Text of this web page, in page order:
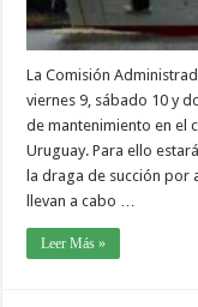
La Comisión
viernes 9, sábado 10 y
de mantenimiento en el
Uruguay. Para ello
la draga de succión por
llevan a cabo …
Leer Más »